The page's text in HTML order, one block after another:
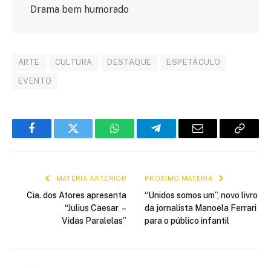
Drama bem humorado
ARTE CULTURA DESTAQUE ESPETÁCULO
EVENTO
FacebookTwitter WhatsAppTelegramE-
Copiar
MATÉRIA ANTERIOR
Cia. dos Atores apresenta
“Julius Caesar –
Vidas Paralelas”
PRÓXIMO MATÉRIA
“Unidos somos um”, novo livro
da jornalista Manoela Ferrari
para o público infantil